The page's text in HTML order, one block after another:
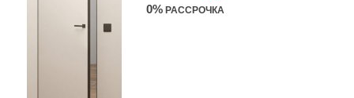
0% РАССРОЧКА